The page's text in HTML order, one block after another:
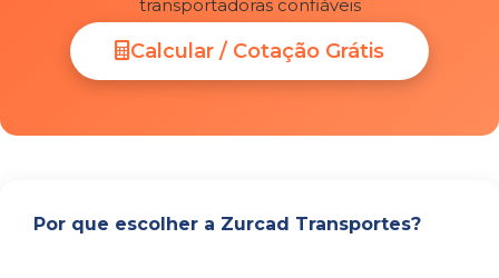
transportadoras confiáveis
Calcular / Cotação Grátis
Por que escolher a Zurcad Transportes?